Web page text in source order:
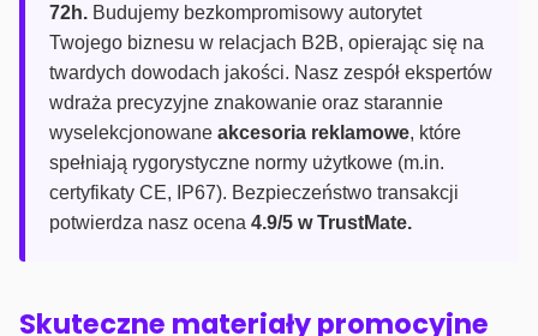
72h. Budujemy bezkompromisowy autorytet
Twojego biznesu w relacjach B2B, opierając się na
twardych dowodach jakości. Nasz zespół ekspertów
wdraża precyzyjne znakowanie oraz starannie
wyselekcjonowane akcesoria reklamowe, które
spełniają rygorystyczne normy użytkowe (m.in.
certyfikaty CE, IP67). Bezpieczeństwo transakcji
potwierdza nasz ocena 4.9/5 w TrustMate.
Skuteczne materiały promocyjne